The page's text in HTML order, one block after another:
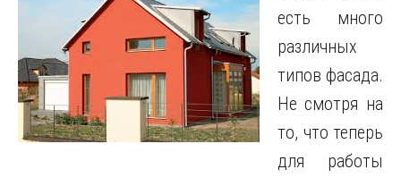
есть много
различных
типов фасада.
Не смотря на
то, что теперь
для работы